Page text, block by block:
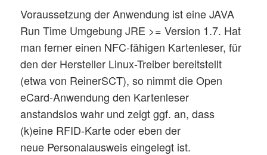
Voraussetzung der Anwendung ist eine JAVA
Run Time Umgebung JRE >= Version 1.7. Hat
man ferner einen NFC-fähigen Kartenleser, für
den der Hersteller Linux-Treiber bereitstellt
(etwa von ReinerSCT), so nimmt die Open
eCard-Anwendung den Kartenleser
anstandslos wahr und zeigt ggf. an, dass
(k)eine RFID-Karte oder eben der
neue Personalausweis eingelegt ist.